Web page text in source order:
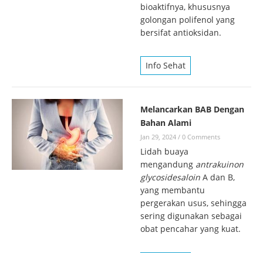
bioaktifnya, khususnya
golongan polifenol yang
bersifat antioksidan.
Info Sehat
Melancarkan BAB Dengan
Bahan Alami
Jan 29, 2024 / 0 Comments
Lidah buaya
mengandung antrakuinon
glycosidesaloin A dan B,
yang membantu
pergerakan usus, sehingga
sering digunakan sebagai
obat pencahar yang kuat.